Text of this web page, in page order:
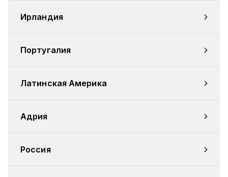
Ирландия
Португалия
Латинская Америка
Адрия
Россия